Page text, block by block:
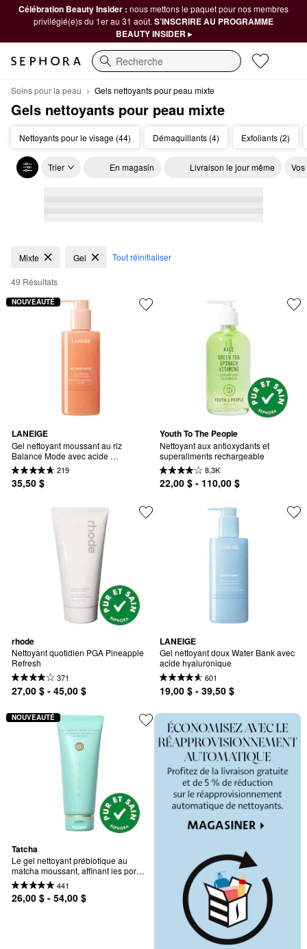
Célébration Beauty Insider : nous mettons le paquet pour nos membres
privilégié(e)s du 1er au 31 août. S’INSCRIRE AU PROGRAMME
BEAUTY INSIDER ▸
Recherche
Soins pour la peau Gels nettoyants pour peau mixte
Gels nettoyants pour peau mixte
Nettoyants pour le visage (44) Démaquillants (4) Exfoliants (2)
Trier En magasin Livraison le jour même
Gels nettoyants pour peau mixte
Mixte Gel Tout réinitialiser
49 Résultats
LANEIGE
Gel nettoyant moussant au riz
Balance Mode avec acide
glycolique pour contrôler le
brillant et déboucher les pores.
219
35,50 $
NOUVEAUTÉ
Youth To The People
Nettoyant aux antioxydants et
superaliments rechargeable
8,3K
22,00 $ - 110,00 $
rhode
Nettoyant quotidien PGA Pineapple
Refresh
371
27,00 $ - 45,00 $
LANEIGE
Gel nettoyant doux Water Bank avec
acide hyaluronique
601
19,00 $ - 39,50 $
Tatcha
Le gel nettoyant prébiotique au
matcha moussant, affinant les pores
et régulant le sébum
441
26,00 $ - 54,00 $
NOUVEAUTÉ